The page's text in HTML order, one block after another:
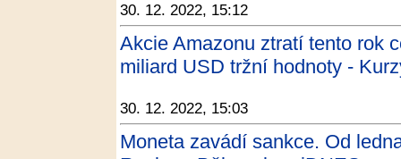
30. 12. 2022, 15:12
Akcie Amazonu ztratí tento rok
miliard USD tržní hodnoty -
30. 12. 2022, 15:03
Moneta zavádí sankce. Od